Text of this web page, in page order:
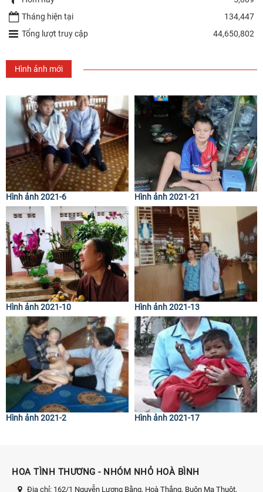
Tháng hiện tại
134,447
Tổng lượt truy cập
44,650,802
Hình ảnh mới
Hình ảnh 2021-6 Hình ảnh 2021-21
Hình ảnh 2021-10 Hình ảnh 2021-13
Hình ảnh 2021-2 Hình ảnh 2021-17
HOA TÌNH THƯƠNG - NHÓM NHỎ HOÀ BÌNH
Địa chỉ: 162/1 Nguyễn Lương Bằng, Hoà Thắng, Buôn Ma Thuột,